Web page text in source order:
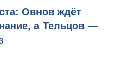
Овнов ждёт
а Тельцов —